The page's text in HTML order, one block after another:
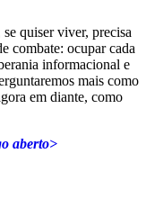
quiser viver, precisa
combate: ocupar cada
informacional e
mais como
em diante, como
aberto>